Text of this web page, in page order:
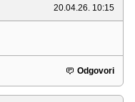
20.04.26. 10:15
Odgovori